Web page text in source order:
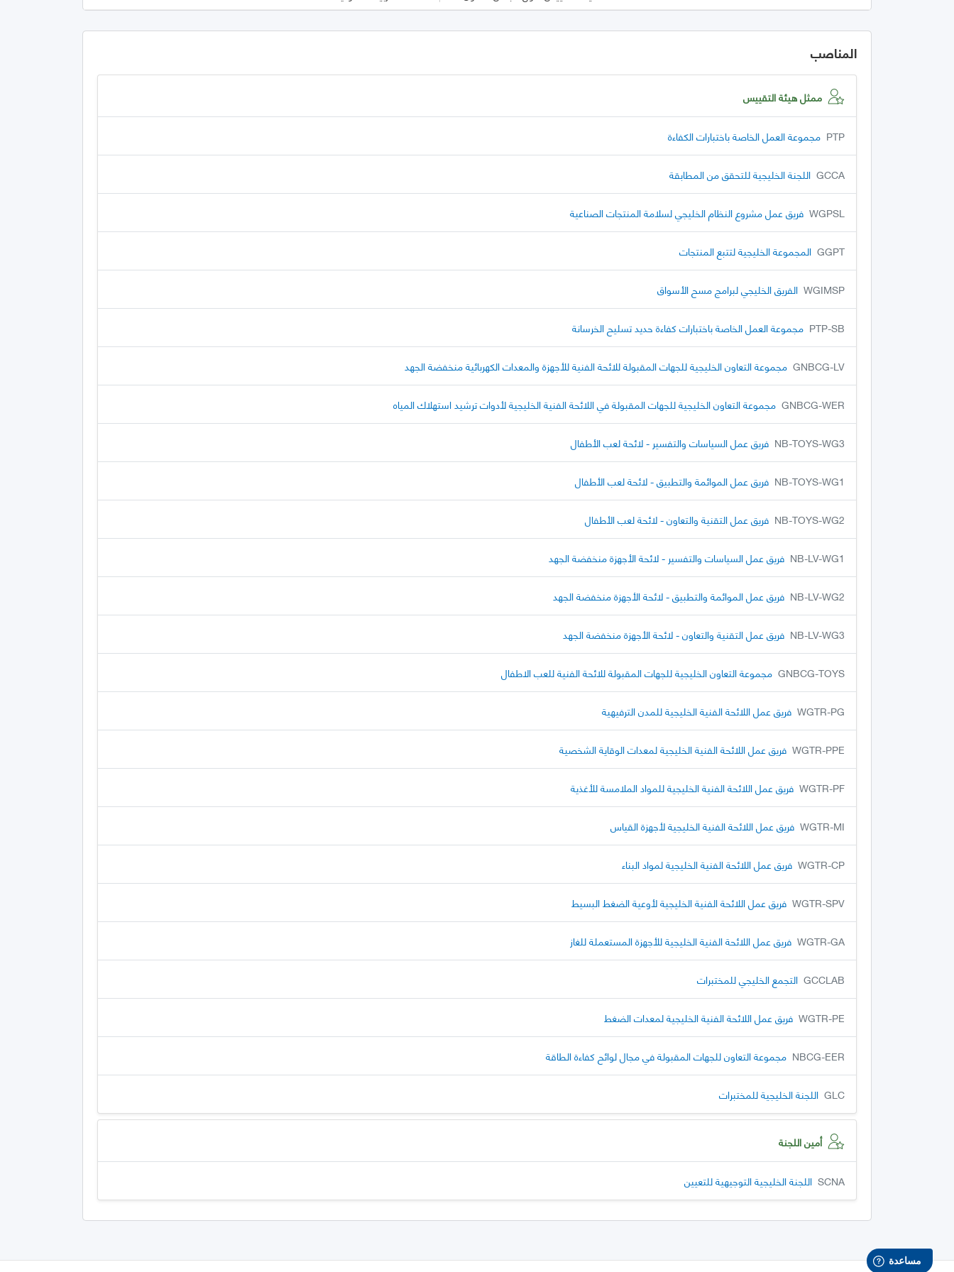
المناصب
ممثل هيئة التقييس
PTP مجموعة العمل الخاصة باختبارات الكفاءة
GCCA اللجنة الخليجية للتحقق من المطابقة
WGPSL فريق عمل مشروع النظام الخليجي لسلامة المنتجات الصناعية
GGPT المجموعة الخليجية لتتبع المنتجات
WGIMSP الفريق الخليجي لبرامج مسح الأسواق
PTP-SB مجموعة العمل الخاصة باختبارات كفاءة حديد تسليح الخرسانة
GNBCG-LV مجموعة التعاون الخليجية للجهات المقبولة للائحة الفنية للأجهزة والمعدات الكهربائية منخفضة الجهد
GNBCG-WER مجموعة التعاون الخليجية للجهات المقبولة في اللائحة الفنية الخليجية لأدوات ترشيد استهلاك المياه
NB-TOYS-WG3 فريق عمل السياسات والتفسير - لائحة لعب الأطفال
NB-TOYS-WG1 فريق عمل الموائمة والتطبيق - لائحة لعب الأطفال
NB-TOYS-WG2 فريق عمل التقنية والتعاون - لائحة لعب الأطفال
NB-LV-WG1 فريق عمل السياسات والتفسير - لائحة الأجهزة منخفضة الجهد
NB-LV-WG2 فريق عمل الموائمة والتطبيق - لائحة الأجهزة منخفضة الجهد
NB-LV-WG3 فريق عمل التقنية والتعاون - لائحة الأجهزة منخفضة الجهد
GNBCG-TOYS مجموعة التعاون الخليجية للجهات المقبولة للائحة الفنية للعب الاطفال
WGTR-PG فريق عمل اللائحة الفنية الخليجية للمدن الترفيهية
WGTR-PPE فريق عمل اللائحة الفنية الخليجية لمعدات الوقاية الشخصية
WGTR-PF فريق عمل اللائحة الفنية الخليجية للمواد الملامسة للأغذية
WGTR-MI فريق عمل اللائحة الفنية الخليجية لأجهزة القياس
WGTR-CP فريق عمل اللائحة الفنية الخليجية لمواد البناء
WGTR-SPV فريق عمل اللائحة الفنية الخليجية لأوعية الضغط البسيط
WGTR-GA فريق عمل اللائحة الفنية الخليجية للأجهزة المستعملة للغاز
GCCLAB التجمع الخليجي للمختبرات
WGTR-PE فريق عمل اللائحة الفنية الخليجية لمعدات الضغط
NBCG-EER مجموعة التعاون للجهات المقبولة في مجال لوائح كفاءة الطاقة
GLC اللجنة الخليجية للمختبرات
أمين اللجنة
SCNA اللجنة الخليجية التوجيهية للتعيين